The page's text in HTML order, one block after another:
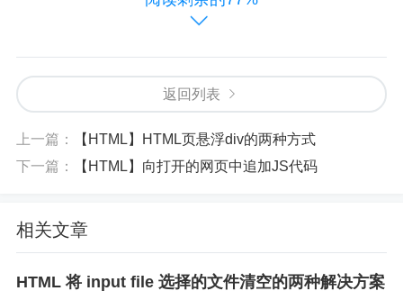
<p>p3</p></div><div class="tes
<p>p1</p>
<p>p2</p>
<span>span</span></div>
p:first-child
/*属于其父元素的首个子元素的每个 <p> 元素
*//*先找p元素 再找p的父元素下的第一个子元
素为p的(first第一个 child子元素)(找第一
个子元素为p)*/p:first-child {
返回列表
上一篇：
【HTML】HTML页悬浮div的两种方式
下一篇：
【HTML】向打开的网页中追加JS代码
相关文章
HTML 将 input file 选择的文件清空的两种解决方案